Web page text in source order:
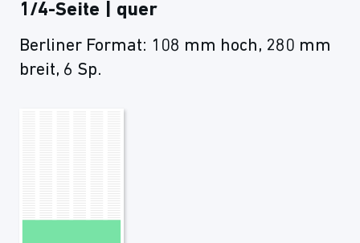
1/4-Seite | quer
Berliner Format: 108 mm hoch, 280 mm
breit, 6 Sp.